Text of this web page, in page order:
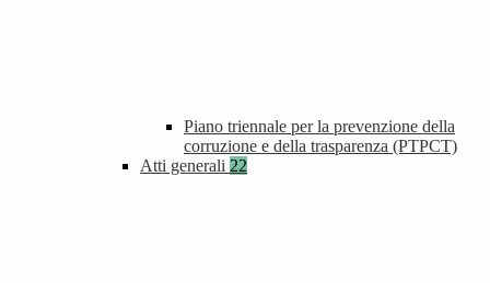
Piano triennale per la prevenzione della
corruzione e della trasparenza (PTPCT)
Atti generali 22